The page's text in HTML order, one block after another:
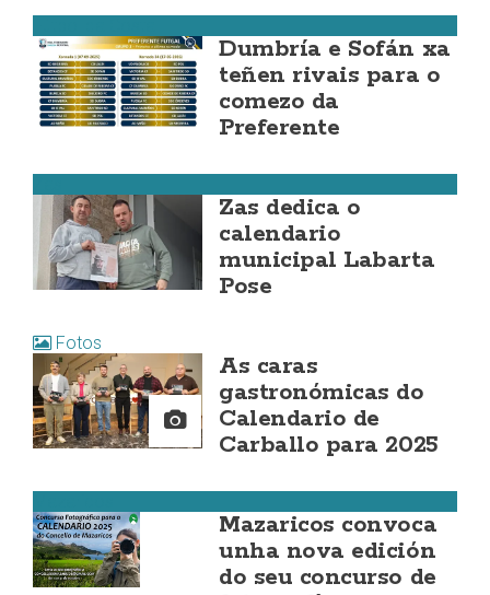
Dumbría e Sofán xa
teñen rivais para o
comezo da
Preferente
Zas dedica o
calendario
municipal Labarta
Pose
Fotos
As caras
gastronómicas do
Calendario de
Carballo para 2025
Mazaricos convoca
unha nova edición
do seu concurso de